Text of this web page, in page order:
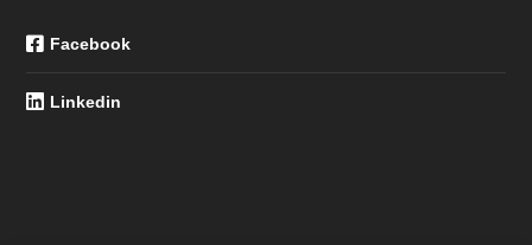
Facebook
Linkedin